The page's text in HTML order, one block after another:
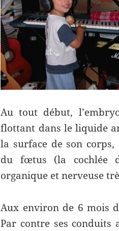
Au tout début,
flottant dans le liquide
la surface de son corps,
du fœtus (la cochlée
organique et nerveuse
Aux environ de 6 mois
Par contre ses conduits